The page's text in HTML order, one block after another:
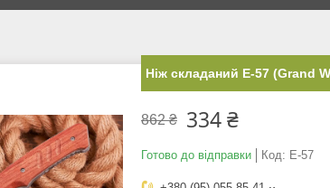
Ніж складаний E-57 (Grand
862 ₴ 334 ₴
Готово до відправки Код: E-57